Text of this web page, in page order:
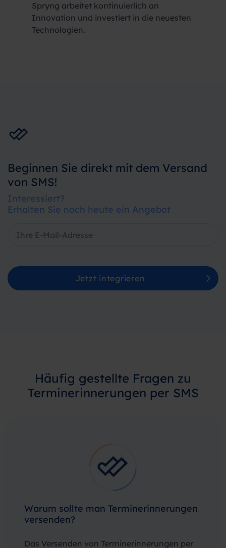
Spryng arbeitet kontinuierlich an
Innovation und investiert in die neuesten
Technologien.
Beginnen Sie direkt mit dem Versand
von SMS!
Interessiert?
Erhalten Sie noch heute ein Angebot
Jetzt integrieren
Häufig gestellte Fragen zu
Terminerinnerungen per SMS
Warum sollte man Terminerinnerungen
versenden?
Das Versenden von Terminerinnerungen per